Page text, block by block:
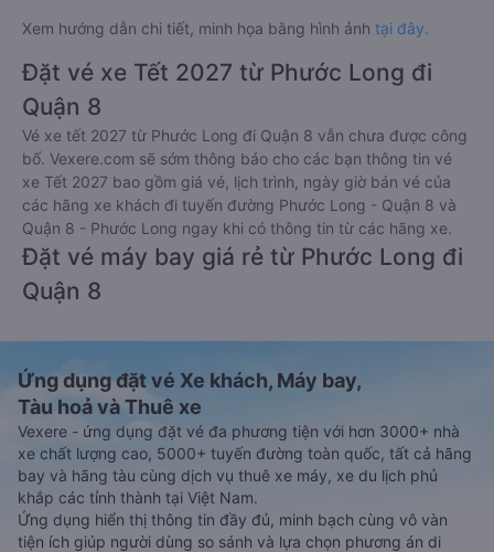
Xem hướng dẫn chi tiết, minh họa bằng hình ảnh tại đây.
Đặt vé xe Tết 2027 từ Phước Long đi
Quận 8
Vé xe tết 2027 từ Phước Long đi Quận 8 vẫn chưa được công
bố. Vexere.com sẽ sớm thông báo cho các bạn thông tin vé
xe Tết 2027 bao gồm giá vé, lịch trình, ngày giờ bán vé của
các hãng xe khách đi tuyến đường Phước Long - Quận 8 và
Quận 8 - Phước Long ngay khi có thông tin từ các hãng xe.
Đặt vé máy bay giá rẻ từ Phước Long đi
Quận 8
Ứng dụng đặt vé Xe khách, Máy bay,
Tàu hoả và Thuê xe
Vexere - ứng dụng đặt vé đa phương tiện với hơn 3000+ nhà
xe chất lượng cao, 5000+ tuyến đường toàn quốc, tất cả hãng
bay và hãng tàu cùng dịch vụ thuê xe máy, xe du lịch phủ
khắp các tỉnh thành tại Việt Nam.
Ứng dụng hiển thị thông tin đầy đủ, minh bạch cùng vô vàn
tiện ích giúp người dùng so sánh và lựa chọn phương án di